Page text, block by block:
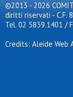
©2013 - 2026
diritti riservati - C.F.
Tel. 02 5839.1401 /
Credits: Aleide Web